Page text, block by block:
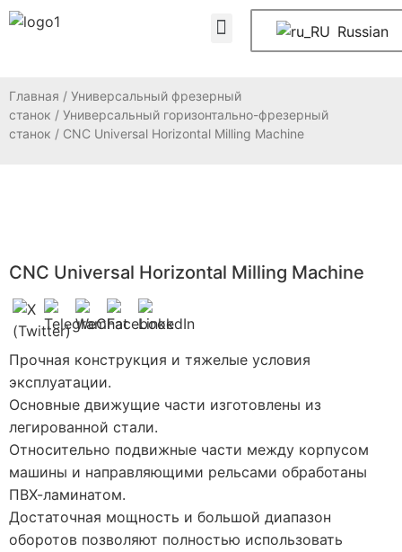
Russian
Главная / Универсальный фрезерный
станок / Универсальный горизонтально-фрезерный
станок / CNC Universal Horizontal Milling Machine
CNC Universal Horizontal Milling Machine
Прочная конструкция и тяжелые условия
эксплуатации.
Основные движущие части изготовлены из
легированной стали.
Относительно подвижные части между корпусом
машины и направляющими рельсами обработаны
ПВХ-ламинатом.
Достаточная мощность и большой диапазон
оборотов позволяют полностью использовать